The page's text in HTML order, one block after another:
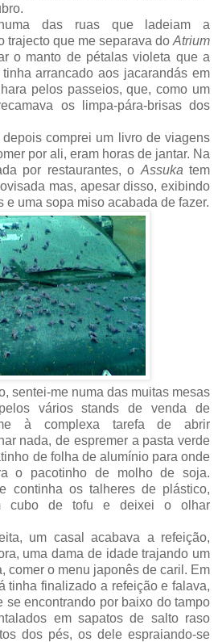
das ruas que ladeiam a
trajecto que me separava do Atrium
o manto de pétalas violeta que a
arrancado aos jacarandás em
pelos passeios, que, como um
os limpa-pára-brisas dos
comprei um livro de viagens
por ali, eram horas de jantar. Na
por restaurantes, o Assuka tem
mas, apesar disso, exibindo
e uma sopa miso acabada de fazer.
sentei-me numa das muitas mesas
vários stands de venda de
à complexa tarefa de abrir
nada, de espremer a pasta verde
de folha de alumínio para onde
o pacotinho de molho de soja.
continha os talheres de plástico,
cubo de tofu e deixei o olhar
um casal acabava a refeição,
uma dama de idade trajando um
comer o menu japonês de caril. Em
tinha finalizado a refeição e falava,
se encontrando por baixo do tampo
em sapatos de salto raso
dos pés, os dele espraiando-se